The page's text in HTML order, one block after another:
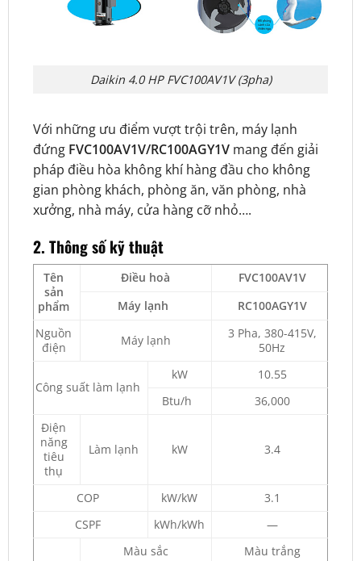
Daikin 4.0 HP FVC100AV1V (3pha)
Với những ưu điểm vượt trội trên, máy lạnh
đứng FVC100AV1V/RC100AGY1Vmang đến giải
pháp điều hòa không khí hàng đầu cho không
gian phòng khách, phòng ăn, văn phòng, nhà
xưởng, nhà máy, cửa hàng cỡ nhỏ….
2. Thông số kỹ thuật
Tên
sản
phẩm
Điều hoà
FVC100AV1V
Máy lạnh
RC100AGY1V
Nguồn
điện
Máy lạnh
3 Pha, 380-415V,
50Hz
Công suất làm lạnh
kW
10.55
Btu/h
36,000
Điện
năng
tiêu
thụ
Làm lạnh kW 3.4
COP kW/kW
3.1
CSPF
kWh/kWh —
Màu sắc
Màu trắng